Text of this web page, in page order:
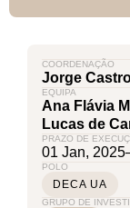
COORDENAÇÃO
Jorge
EQUIPA
Ana Flávia
Lucas de
PRAZO DE
01 Jan, 2025
POLO
DECA UA
GRUPO DE